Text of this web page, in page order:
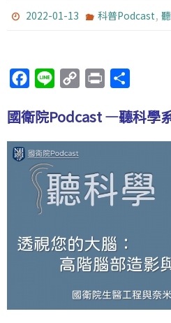
2022-01-13 科普Podcast,
c
e
b
o
n
e
p
y
n
i
n
國衛院Podcast —聽科學